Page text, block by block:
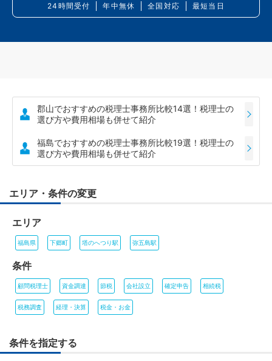
24時間受付 年中無休 全国対応 最短当日
郡山でおすすめの税理士事務所比較14選！税理士の
選び方や費用相場も併せて紹介
福島でおすすめの税理士事務所比較19選！税理士の
選び方や費用相場も併せて紹介
エリア・条件の変更
エリア
福島県 下郷町 塔のへつり駅 弥五島駅
条件
顧問税理士 資金調達 節税 会社設立 確定申告 相続税
税務調査 経理・決算 税金・お金
条件を指定する